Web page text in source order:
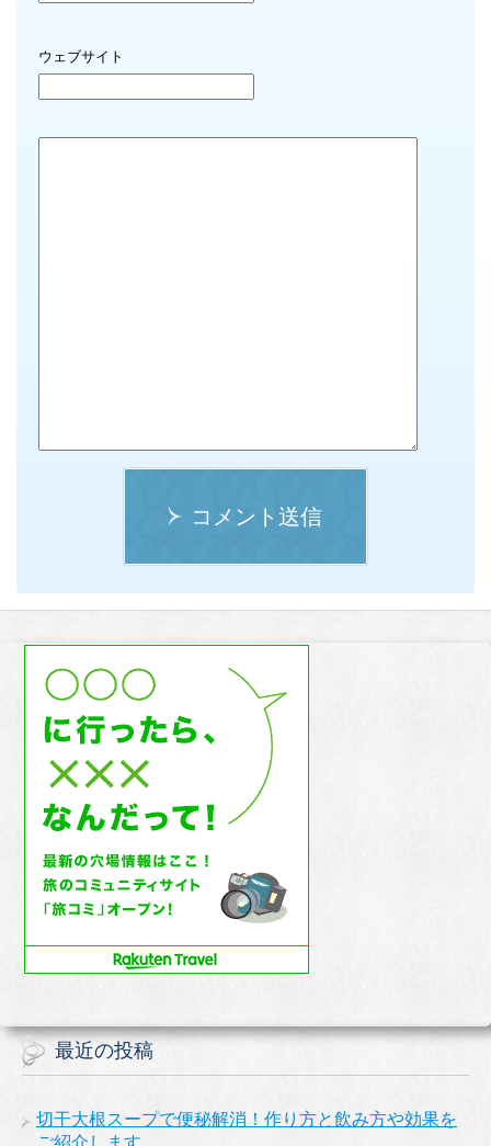
ウェブサイト
コメント送信
最近の投稿
切干大根スープで便秘解消！作り方と飲み方や効果を
ご紹介します